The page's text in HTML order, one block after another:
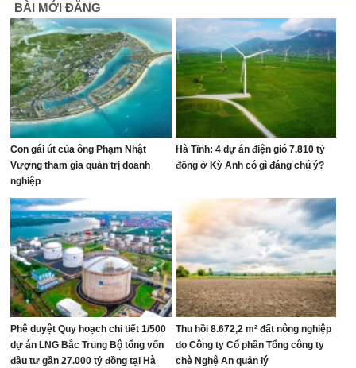
BÀI MỚI ĐĂNG
Con gái út của ông Phạm Nhật
Vượng tham gia quản trị doanh
nghiệp
Hà Tĩnh: 4 dự án điện gió 7.810 tỷ
đồng ở Kỳ Anh có gì đáng chú ý?
Phê duyệt Quy hoạch chi tiết 1/500
dự án LNG Bắc Trung Bộ tổng vốn
đầu tư gần 27.000 tỷ đồng tại Hà
Thu hồi 8.672,2 m² đất nông nghiệp
do Công ty Cổ phần Tổng công ty
chè Nghệ An quản lý